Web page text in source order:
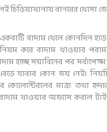
চিড়িয়াখানায় বানরের খোসা
বাদাম খেলে কোনদিন
করে বাদাম খাওয়ার
হচ্ছে সয়াবিনের পর
যাবার কোন ভয় নেই।
কোলেস্টেরলের মাত্রা তথা
খাওয়ার অভ্যাস করলে